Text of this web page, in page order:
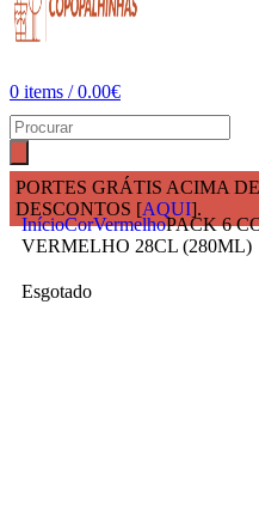
0 items / 0.00€
PORTES GRÁTIS ACIMA
DESCONTOS [AQUI].
InícioCorVermelhoPACK 6
VERMELHO 28CL (280ML)
Esgotado